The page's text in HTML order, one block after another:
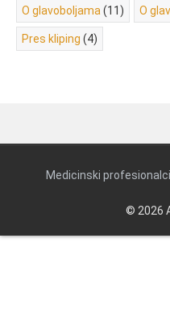
O glavoboljama (11) O
Pres kliping (4)
Medicinski profesionalci
© 2026